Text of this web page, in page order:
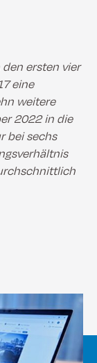
ersten vier
eine
weitere
2022 in die
bei sechs